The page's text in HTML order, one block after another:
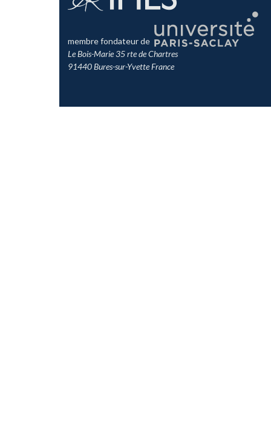
membre fondateur de
Le Bois-Marie 35 rte de Chartres
91440 Bures-sur-Yvette France